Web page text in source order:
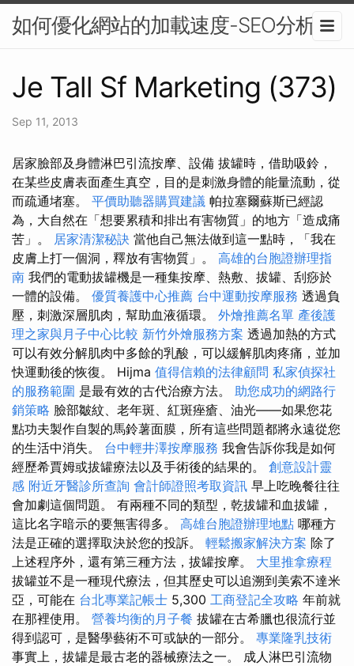
如何優化網站的加載速度-SEO分析
Je Tall Sf Marketing (373)
Sep 11, 2013
居家臉部及身體淋巴引流按摩、設備 拔罐時，借助吸鈴，
在某些皮膚表面產生真空，目的是刺激身體的能量流動，從
而疏通堵塞。 平價助聽器購買建議 帕拉塞爾蘇斯已經認
為，大自然在「想要累積和排出有害物質」的地方「造成痛
苦」。 居家清潔秘訣 當他自己無法做到這一點時，「我在
皮膚上打一個洞，釋放有害物質」。 高雄的台胞證辦理指
南 我們的電動拔罐機是一種集按摩、熱敷、拔罐、刮痧於
一體的設備。 優質養護中心推薦 台中運動按摩服務 透過負
壓，刺激深層肌肉，幫助血液循環。 外燴推薦名單 產後護
理之家與月子中心比較 新竹外燴服務方案 透過加熱的方式
可以有效分解肌肉中多餘的乳酸，可以緩解肌肉疼痛，並加
快運動後的恢復。 Hijma 值得信賴的法律顧問 私家偵探社
的服務範圍 是最有效的古代治療方法。 助您成功的網路行
銷策略 臉部皺紋、老年斑、紅斑痤瘡、油光——如果您花
點功夫製作自製的馬鈴薯面膜，所有這些問題都將永遠從您
的生活中消失。 台中輕井澤按摩服務 我會告訴你我是如何
經歷希賈姆或拔罐療法以及手術後的結果的。 創意設計靈
感 附近牙醫診所查詢 會計師證照考取資訊 早上吃晚餐往往
會加劇這個問題。 有兩種不同的類型，乾拔罐和血拔罐，
這比名字暗示的要無害得多。 高雄台胞證辦理地點 哪種方
法是正確的選擇取決於您的投訴。 輕鬆搬家解決方案 除了
上述程序外，還有第三種方法，拔罐按摩。 大里推拿療程
拔罐並不是一種現代療法，但其歷史可以追溯到美索不達米
亞，可能在 台北專業記帳士 5,300 工商登記全攻略 年前就
在那裡使用。 營養均衡的月子餐 拔罐在古希臘也很流行並
得到認可，是醫學藝術不可或缺的一部分。 專業隆乳技術
事實上，拔罐是最古老的器械療法之一。 成人淋巴引流物